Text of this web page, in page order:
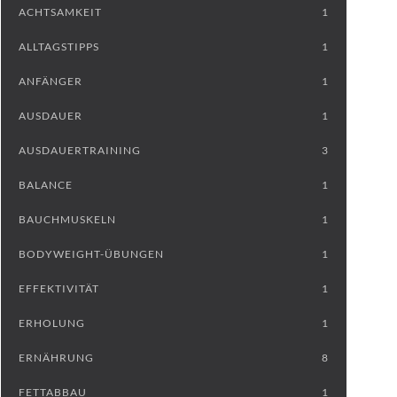
ACHTSAMKEIT 1
ALLTAGSTIPPS 1
ANFÄNGER 1
AUSDAUER 1
AUSDAUERTRAINING 3
BALANCE 1
BAUCHMUSKELN 1
BODYWEIGHT-ÜBUNGEN 1
EFFEKTIVITÄT 1
ERHOLUNG 1
ERNÄHRUNG 8
FETTABBAU 1